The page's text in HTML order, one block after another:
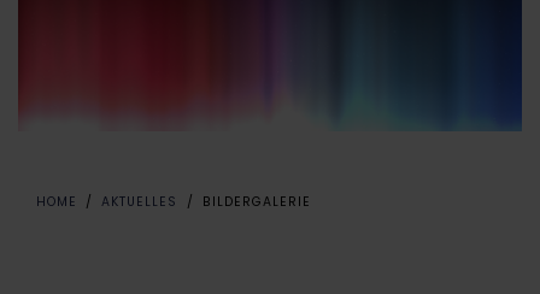
HOME AKTUELLES BILDERGALERIE